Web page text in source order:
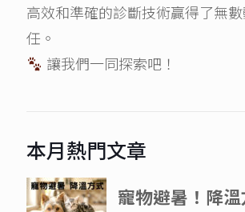
高效和準確的診斷技術贏得了無
任。
讓我們一同探索吧！
本月熱門文章